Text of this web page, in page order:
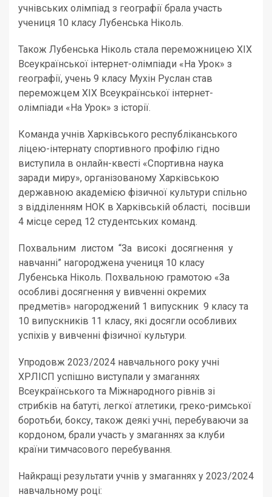
учнівських олімпіад з географії брала участь
учениця 10 класу Лубенська Ніколь.
Також Лубенська Ніколь стала переможницею ХІХ
Всеукраїнської інтернет-олімпіади «На Урок» з
географії, учень 9 класу Мухін Руслан став
переможцем ХІХ Всеукраїнської інтернет-
олімпіади «На Урок» з історії.
Команда учнів Харківського республіканського
ліцею-інтернату спортивного профілю гідно
виступила в онлайн-квесті «Спортивна наука
заради миру», організованому Харківською
державною академією фізичної культури спільно
з відділенням НОК в Харківській області, посівши
4 місце серед 12 студентських команд.
Похвальним листом “За високі досягнення у
навчанні” нагороджена учениця 10 класу
Лубенська Ніколь. Похвальною грамотою «За
особливі досягнення у вивченні окремих
предметів» нагороджений 1 випускник 9 класу та
10 випускників 11 класу, які досягли особливих
успіхів у вивченні фізичної культури.
Упродовж 2023/2024 навчального року учні
ХРЛІСП успішно виступали у змаганнях
Всеукраїнського та Міжнародного рівнів зі
стрибків на батуті, легкої атлетики, греко-римської
боротьби, боксу, також деякі учні, перебуваючи за
кордоном, брали участь у змаганнях за клуби
країни тимчасового перебування.
Найкращі результати учнів у змаганнях у 2023/2024
навчальному році: